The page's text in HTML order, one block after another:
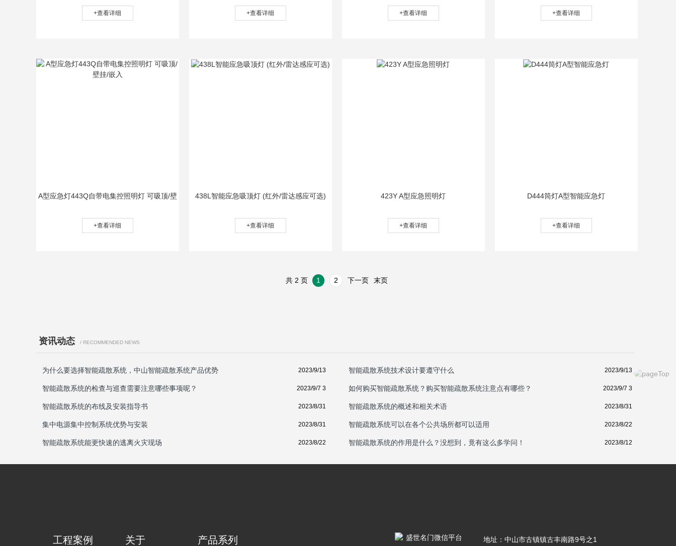
+查看详细 +查看详细 +查看详细 +查看详细
A型应急灯443Q自带电集控照明灯 可吸顶/壁
+查看详细
438L智能应急吸顶灯 (红外/雷达感应可选)
+查看详细
423Y A型应急照明灯
+查看详细
D444筒灯A型智能应急灯
+查看详细
共 2 页 1 2 下一页 末页
资讯动态 / RECOMMENDED NEWS
2023/9/13
为什么要选择智能疏散系统，中山智能疏散系统产品优势 2023/9/13
智能疏散系统技术设计要遵守什么
2023/9/7 3
智能疏散系统的检查与巡查需要注意哪些事项呢？ 2023/9/7 3
如何购买智能疏散系统？购买智能疏散系统注意点有哪些？
2023/8/31
智能疏散系统的布线及安装指导书 2023/8/31
智能疏散系统的概述和相关术语
2023/8/31
集中电源集中控制系统优势与安装 2023/8/22
智能疏散系统可以在各个公共场所都可以适用
2023/8/22
智能疏散系统能更快速的逃离火灾现场 2023/8/12
智能疏散系统的作用是什么？没想到，竟有这么多学问！
地址：中山市古镇镇古丰南路9号之1
工程案例 关于 产品系列